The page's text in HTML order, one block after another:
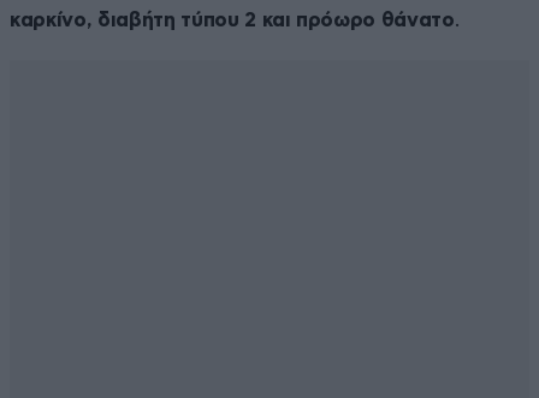
καρκίνο, διαβήτη τύπου 2 και πρόωρο θάνατο.